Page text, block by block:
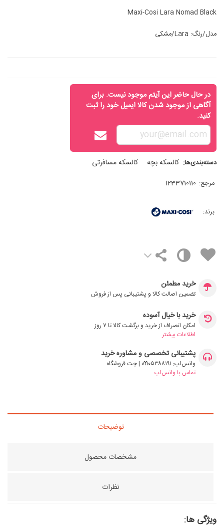
Maxi-Cosi Lara Nomad Black
مدل/رنگ: Lara/مشکی
در حال حاضر این آیتم موجود نیست. برای
آگاهی از موجود شدن کالا ایمیل خود را ثبت
کنید.
دسته‌بندی‌ها: کالسکه بچه کالسکه مسافرتی
مرجع: 1233710110
برند:
خرید مطمئن
تضمین اصالت کالا و پشتیبانی پس از فروش
خرید با خیال آسوده
امکان انصراف از خرید و برگشت کالا تا ۷ روز
اطلاعات بیشتر
پشتیبانی تخصصی و مشاوره خرید
واتس‌اپ: ۰۹۹۰۵۳۸۸۱۹۱ | چت فروشگاه
تماس با واتس‌اپ
توضیحات
مشخصات محصول
نظرات
ویژگی ها: